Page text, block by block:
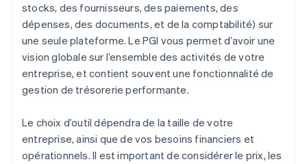
stocks, des fournisseurs, des paiements, des
dépenses, des documents, et de la comptabilité) sur
une seule plateforme. Le PGI vous permet d’avoir une
vision globale sur l’ensemble des activités de votre
entreprise, et contient souvent une fonctionnalité de
gestion de trésorerie performante.
Le choix d’outil dépendra de la taille de votre
entreprise, ainsi que de vos besoins financiers et
opérationnels. Il est important de considérer le prix, les